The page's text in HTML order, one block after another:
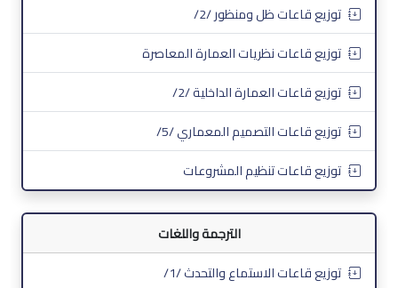
توزيع قاعات ظل ومنظور /2/
توزيع قاعات نظريات العمارة المعاصرة
توزيع قاعات العمارة الداخلية /2/
توزيع قاعات التصميم المعماري /5/
توزيع قاعات تنظيم المشروعات
الترجمة واللغات
توزيع قاعات الاستماع والتحدث /1/